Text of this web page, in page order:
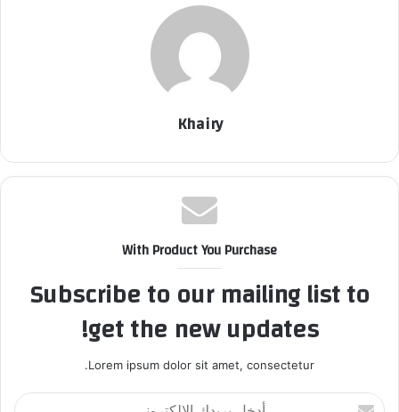
Khairy
With Product You Purchase
Subscribe to our mailing list to
get the new updates!
Lorem ipsum dolor sit amet, consectetur.
أ